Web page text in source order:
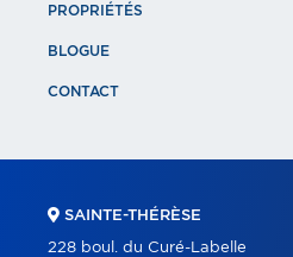
PROPRIÉTÉS
BLOGUE
CONTACT
SAINTE-THÉRÈSE
228 boul. du Curé-Labelle